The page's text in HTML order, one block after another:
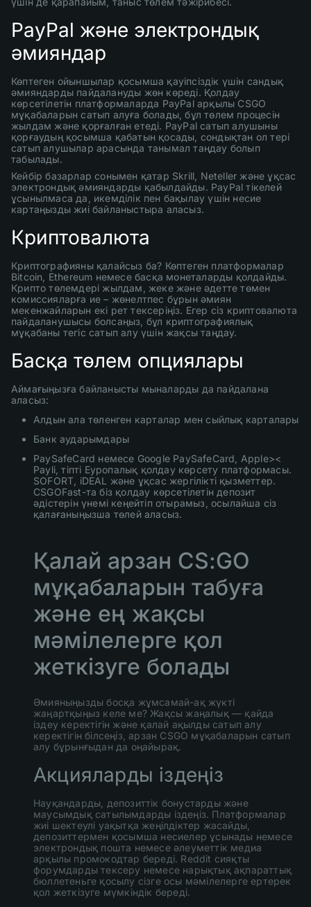
PayPal және электрондық
әмияндар
Көптеген ойыншылар қосымша қауіпсіздік үшін сандық
әмияндарды пайдалануды жөн көреді. Қолдау
көрсетілетін платформаларда PayPal арқылы CSGO
мұқабаларын сатып алуға болады, бұл төлем процесін
жылдам және қорғалған етеді. PayPal сатып алушыны
қорғаудың қосымша қабатын қосады, сондықтан ол тері
сатып алушылар арасында танымал таңдау болып
табылады.
Кейбір базарлар сонымен қатар Skrill, Neteller және ұқсас
электрондық әмияндарды қабылдайды. PayPal тікелей
ұсынылмаса да, икемділік пен бақылау үшін несие
картаңызды жиі байланыстыра аласыз.
Криптовалюта
Криптографияны қалайсыз ба? Көптеген платформалар
Bitcoin, Ethereum немесе басқа монеталарды қолдайды.
Крипто төлемдері жылдам, жеке және әдетте төмен
комиссияларға ие – жөнелтпес бұрын әмиян
мекенжайларын екі рет тексеріңіз. Егер сіз криптовалюта
пайдаланушысы болсаңыз, бұл криптографиялық
мұқабаны тегіс сатып алу үшін жақсы таңдау.
Басқа төлем опциялары
Аймағыңызға байланысты мыналарды да пайдалана
аласыз:
Алдын ала төленген карталар мен сыйлық карталары
Банк аударымдары
PaySafeCard немесе Google PaySafeCard, Apple><
Payli, тіпті Еуропалық қолдау көрсету платформасы.
SOFORT, iDEAL және ұқсас жергілікті қызметтер.
CSGOFast-та біз қолдау көрсетілетін депозит
әдістерін үнемі кеңейтіп отырамыз, осылайша сіз
қалағаныңызша төлей аласыз.
Қалай арзан CS:GO
мұқабаларын табуға
және ең жақсы
мәмілелерге қол
жеткізуге болады
Әмияныңызды босқа жұмсамай-ақ жүкті
жаңартқыңыз келе ме? Жақсы жаңалық — қайда
іздеу керектігін және қалай ақылды сатып алу
керектігін білсеңіз, арзан CSGO мұқабаларын сатып
алу бұрынғыдан да оңайырақ.
Акцияларды іздеңіз
Науқандарды, депозиттік бонустарды және
маусымдық сатылымдарды іздеңіз. Платформалар
жиі шектеулі уақытқа жеңілдіктер жасайды,
депозиттермен қосымша несиелер ұсынады немесе
электрондық пошта немесе әлеуметтік медиа
арқылы промокодтар береді. Reddit сияқты
форумдарды тексеру немесе нарықтық ақпараттық
бюллетеньге қосылу сізге осы мәмілелерге ертерек
қол жеткізуге мүмкіндік береді.